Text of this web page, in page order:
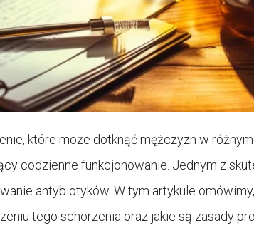
które może dotknąć mężczyzn w
codzienne funkcjonowanie. Jednym z
antybiotyków. W tym artykule
tego schorzenia oraz jakie są zasady